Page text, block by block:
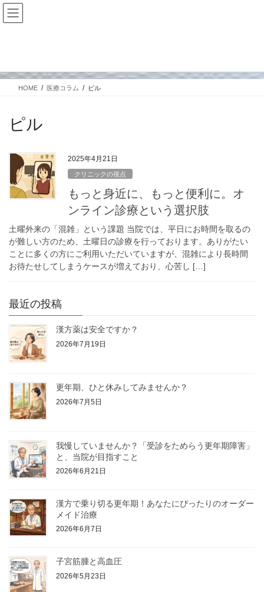
コ
ン
移
ナ
ビ
ン
HOME 医療コラム ピル
ピル
2025年4月21日
クリニックの視点
もっと身近に、もっと便利に。オ
ンライン診療という選択肢
土曜外来の「混雑」という課題 当院では、平日にお時間を取るの
が難しい方のため、土曜日の診療を行っております。ありがたい
ことに多くの方にご利用いただいていますが、混雑により長時間
お待たせしてしまうケースが増えており、心苦し […]
最近の投稿
漢方薬は安全ですか？
2026年7月19日
更年期、ひと休みしてみませんか？
2026年7月5日
我慢していませんか？「受診をためらう更年期障害」
と、当院が目指すこと
2026年6月21日
漢方で乗り切る更年期！あなたにぴったりのオーダー
メイド治療
2026年6月7日
子宮筋腫と高血圧
2026年5月23日